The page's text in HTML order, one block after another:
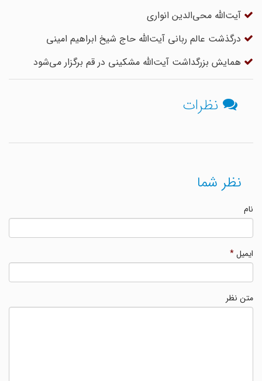
آیت‌الله محی‌الدین انواری
درگذشت عالم ربانی آیت‌الله حاج شیخ ابراهیم امینی
همایش بزرگداشت آیت‌الله مشکینی در قم برگزار می‌شود
نظرات
نظر شما
ایمیل*
متن نظر